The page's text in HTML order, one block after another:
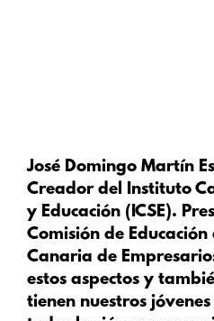
José Domingo Martín
Creador del Instituto
y Educación (ICSE).
Comisión de
Canaria de
estos aspectos y
tienen nuestros